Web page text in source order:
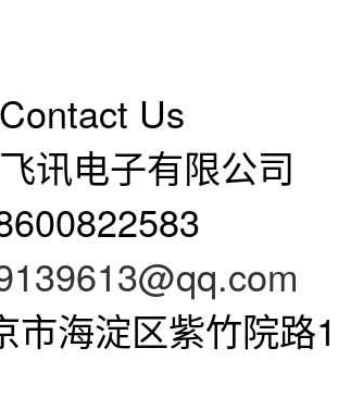
Contact Us
讯电子有限公司
市海淀区紫竹院路